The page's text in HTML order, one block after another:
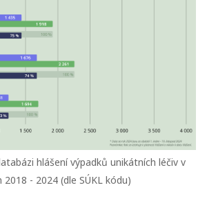
hlášení výpadků unikátních léčiv v
2018 - 2024 (dle SÚKL kódu)